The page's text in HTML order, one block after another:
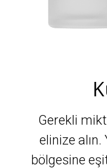
Gerekli
elinize
bölgesine